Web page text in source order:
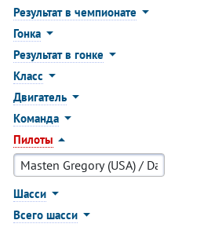
Результат в чемпионате
Гонка
Результат в гонке
Класс
Двигатель
Команда
Пилоты
Шасси
Всего шасси